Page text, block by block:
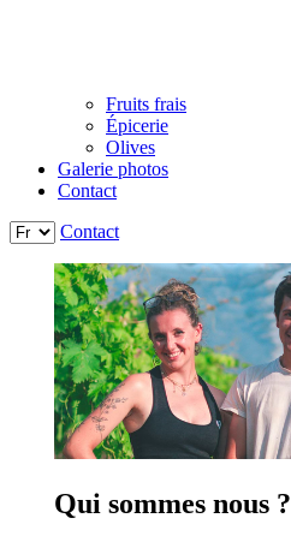
Fruits frais
Épicerie
Olives
Galerie photos
Contact
Contact
Qui sommes nous ?